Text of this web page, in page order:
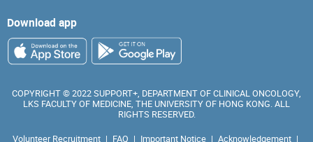
Download app
COPYRIGHT © 2022 SUPPORT+, DEPARTMENT OF CLINICAL ONCOLOGY,
LKS FACULTY OF MEDICINE, THE UNIVERSITY OF HONG KONG. ALL
RIGHTS RESERVED.
Volunteer Recruitment | FAQ | Important Notice | Acknowledgement |